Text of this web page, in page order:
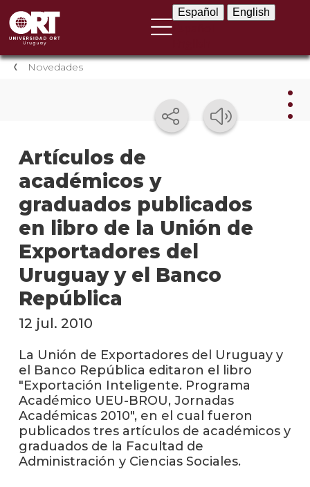
Español English
Novedades
Artículos de
académicos y
graduados publicados
en libro de la Unión de
Exportadores del
Uruguay y el Banco
República
en
12 jul. 2010
La Unión de Exportadores del Uruguay y
el Banco República editaron el libro
"Exportación Inteligente. Programa
Académico UEU-BROU, Jornadas
Académicas 2010", en el cual fueron
publicados tres artículos de académicos y
graduados de la Facultad de
Administración y Ciencias Sociales.